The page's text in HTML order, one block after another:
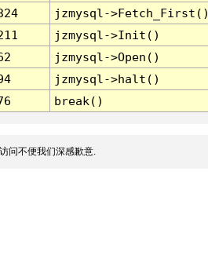
jzmysql-
jzmysql->Init()
jzmysql->Open()
jzmysql->halt()
break()
问不便我们深感歉意.